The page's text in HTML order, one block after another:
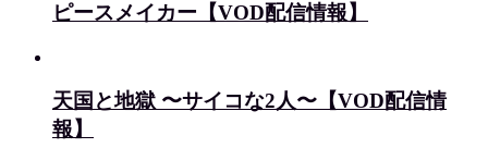
ピースメイカー【VOD配信情報】
天国と地獄 〜サイコな2人〜【VOD配信情
報】